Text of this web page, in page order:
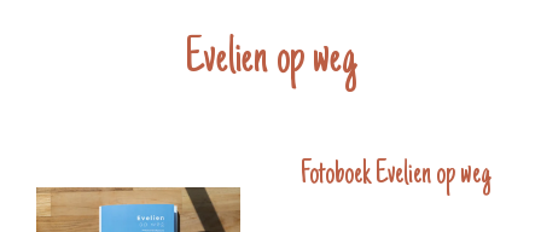
Evelien op weg
Fotoboek Evelien op weg